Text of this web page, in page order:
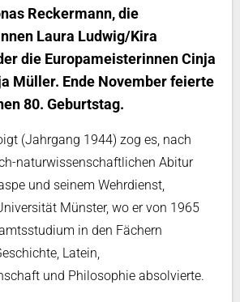
Reckermann, die
Laura Ludwig/Kira
die Europameisterinnen Cinja
Müller. Ende November feierte
80. Geburtstag.
(Jahrgang 1944) zog es, nach
naturwissenschaftlichen Abitur
und seinem Wehrdienst,
Münster, wo er von 1965
in den Fächern
Latein,
und Philosophie absolvierte.